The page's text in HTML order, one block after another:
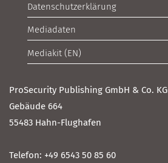
Datenschutzerklärung
Mediadaten
Mediakit (EN)
ProSecurity Publishing GmbH & Co. KG
Gebäude 664
55483 Hahn-Flughafen
Telefon: +49 6543 50 85 60